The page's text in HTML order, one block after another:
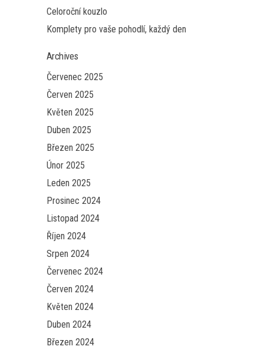
Celoroční kouzlo
Komplety pro vaše pohodlí, každý den
Archives
Červenec 2025
Červen 2025
Květen 2025
Duben 2025
Březen 2025
Únor 2025
Leden 2025
Prosinec 2024
Listopad 2024
Říjen 2024
Srpen 2024
Červenec 2024
Červen 2024
Květen 2024
Duben 2024
Březen 2024